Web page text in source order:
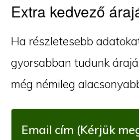
Extra kedvező
Ha részletesebb
gyorsabban tudunk
még némileg
Email cím (Kérjük